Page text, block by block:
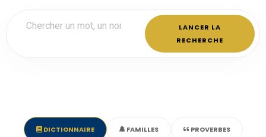
LANCER LA
RECHERCHE
DICTIONNAIRE FAMILLES PROVERBES